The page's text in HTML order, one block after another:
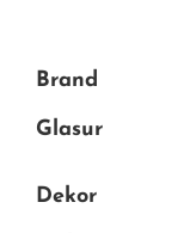
Brand
Glasur
Dekor